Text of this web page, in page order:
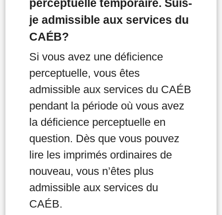
perceptuelle temporaire. Suis-
je admissible aux services du
CAÉB?
Si vous avez une déficience
perceptuelle, vous êtes
admissible aux services du CAÉB
pendant la période où vous avez
la déficience perceptuelle en
question. Dès que vous pouvez
lire les imprimés ordinaires de
nouveau, vous n’êtes plus
admissible aux services du
CAÉB.